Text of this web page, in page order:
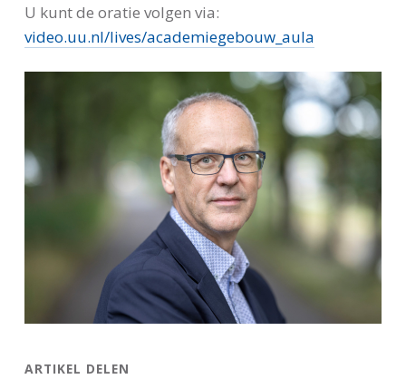
U kunt de oratie volgen via:
video.uu.nl/lives/academiegebouw_aula
ARTIKEL DELEN